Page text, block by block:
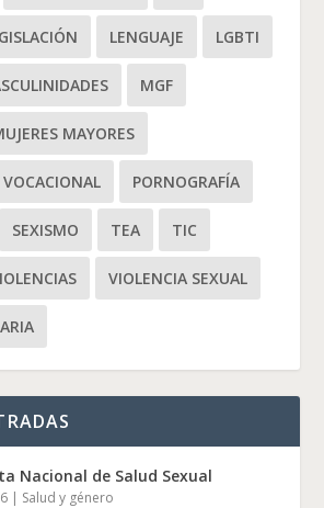
LENGUAJE LGBTI
MGF
MAYORES
PORNOGRAFÍA
SEXISMO TEA TIC
VIOLENCIA SEXUAL
Nacional de Salud Sexual
| Salud y género